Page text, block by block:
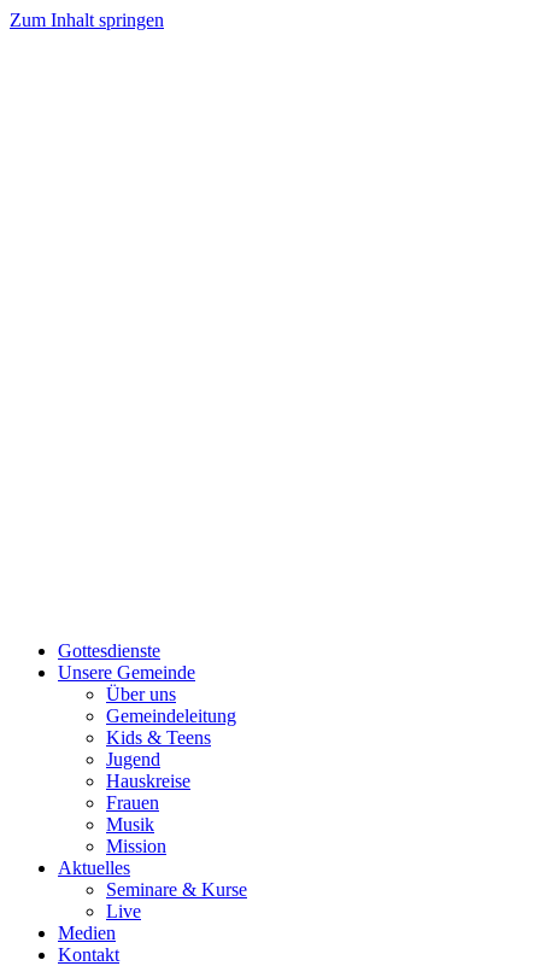
Zum Inhalt springen
Gottesdienste
Unsere Gemeinde
Über uns
Gemeindeleitung
Kids & Teens
Jugend
Hauskreise
Frauen
Musik
Mission
Aktuelles
Seminare & Kurse
Live
Medien
Kontakt